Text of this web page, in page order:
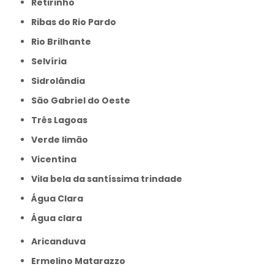
Retirinho
Ribas do Rio Pardo
Rio Brilhante
Selvíria
Sidrolândia
São Gabriel do Oeste
Três Lagoas
Verde limão
Vicentina
Vila bela da santíssima trindade
Água Clara
Água clara
Aricanduva
Ermelino Matarazzo